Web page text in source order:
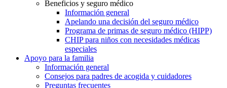
Beneficios y seguro médico
Información general
Apelando una decisión del seguro médico
Programa de primas de seguro médico (HIPP)
CHIP para niños con necesidades médicas
especiales
Apoyo para la familia
Información general
Consejos para padres de acogida y cuidadores
Preguntas frecuentes